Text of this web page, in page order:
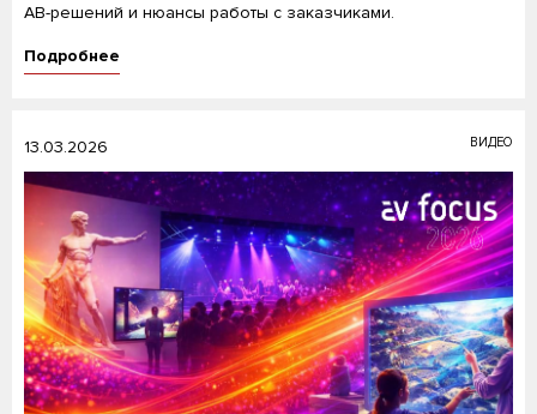
АВ-решений и нюансы работы с заказчиками.
Подробнее
13.03.2026 ВИДЕО